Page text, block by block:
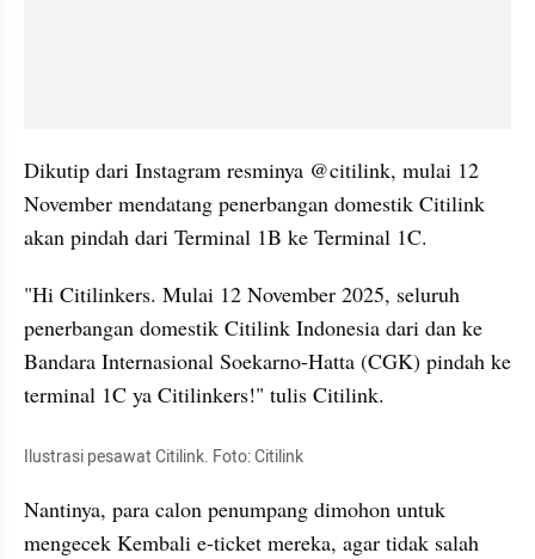
Dikutip dari Instagram resminya @citilink, mulai 12
November mendatang penerbangan domestik Citilink
akan pindah dari Terminal 1B ke Terminal 1C.
"Hi Citilinkers. Mulai 12 November 2025, seluruh
penerbangan domestik Citilink Indonesia dari dan ke
Bandara Internasional Soekarno-Hatta (CGK) pindah ke
terminal 1C ya Citilinkers!" tulis Citilink.
Ilustrasi pesawat Citilink. Foto: Citilink
Nantinya, para calon penumpang dimohon untuk
mengecek Kembali e-ticket mereka, agar tidak salah